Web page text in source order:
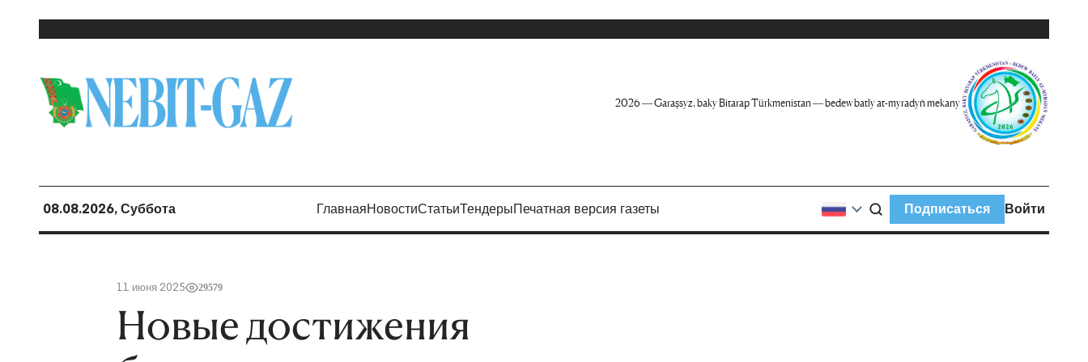
2026 — Garaşsyz, baky Bitarap Türkmenistan — bedew batly at-myradyň mekany
08.08.2026, Суббота ГлавнаяНовостиСтатьиТендерыПечатная версия газеты Подписаться Войти
11 июня 2025 29579
Новые достижения